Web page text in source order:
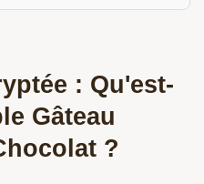
: Qu'est-
Gâteau
?